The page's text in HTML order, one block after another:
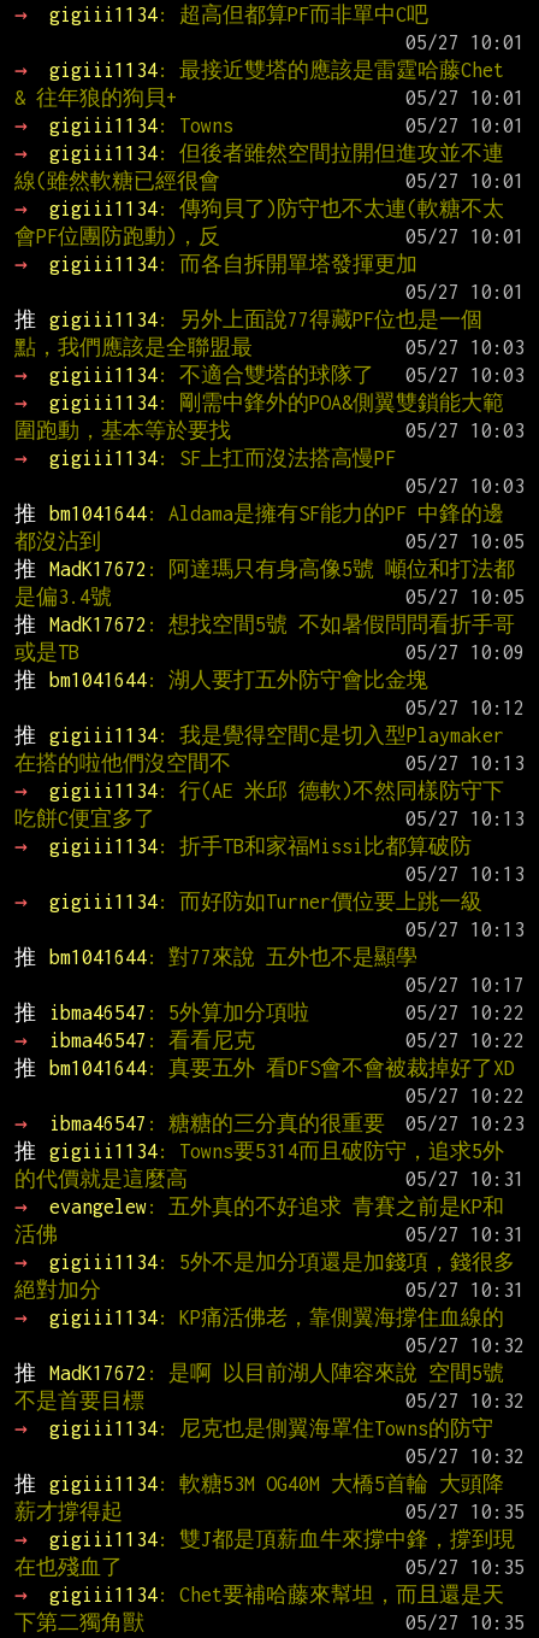
→
gigiii1134: 超高但都算PF而非單中C吧
→
gigiii1134: 最接近雙塔的應該是雷霆哈藤Chet
& 往年狼的狗貝+
→
gigiii1134: Towns
→
gigiii1134: 但後者雖然空間拉開但進攻並不連
線(雖然軟糖已經很會
→
gigiii1134: 傳狗貝了)防守也不太連(軟糖不太
會PF位團防跑動)，反
→
gigiii1134: 而各自拆開單塔發揮更加
推
gigiii1134: 另外上面說77得藏PF位也是一個
點，我們應該是全聯盟最
→
gigiii1134: 不適合雙塔的球隊了
→
gigiii1134: 剛需中鋒外的POA&側翼雙鎖能大範
圍跑動，基本等於要找
→
gigiii1134: SF上扛而沒法搭高慢PF
推
bm1041644: Aldama是擁有SF能力的PF 中鋒的邊
都沒沾到
推
MadK17672 : 阿達瑪只有身高像5號 噸位和打法都
是偏3.4號
推
MadK17672 : 想找空間5號 不如暑假問問看折手哥
或是TB
推
bm1041644: 湖人要打五外防守會比金塊
推
gigiii1134: 我是覺得空間C是切入型Playmaker
在搭的啦他們沒空間不
→
gigiii1134: 行(AE 米邱 德軟)不然同樣防守下
吃餅C便宜多了
→
gigiii1134: 折手TB和家福Missi比都算破防
→
gigiii1134: 而好防如Turner價位要上跳一級
推
bm1041644: 對77來說 五外也不是顯學
推
ibma46547 : 5外算加分項啦
→
ibma46547 : 看看尼克
推
bm1041644: 真要五外 看DFS會不會被裁掉好了XD
→
ibma46547 : 糖糖的三分真的很重要
推
gigiii1134: Towns要5314而且破防守，追求5外
的代價就是這麼高
→
evangelew: 五外真的不好追求 青賽之前是KP和
活佛
→
gigiii1134: 5外不是加分項還是加錢項，錢很多
絕對加分
→
gigiii1134: KP痛活佛老，靠側翼海撐住血線的
推
MadK17672 : 是啊 以目前湖人陣容來說 空間5號
不是首要目標
→
gigiii1134: 尼克也是側翼海罩住Towns的防守
推
gigiii1134: 軟糖53M OG40M 大橋5首輪 大頭降
薪才撐得起
→
gigiii1134: 雙J都是頂薪血牛來撐中鋒，撐到現
在也殘血了
→
gigiii1134: Chet要補哈藤來幫坦，而且還是天
下第二獨角獸